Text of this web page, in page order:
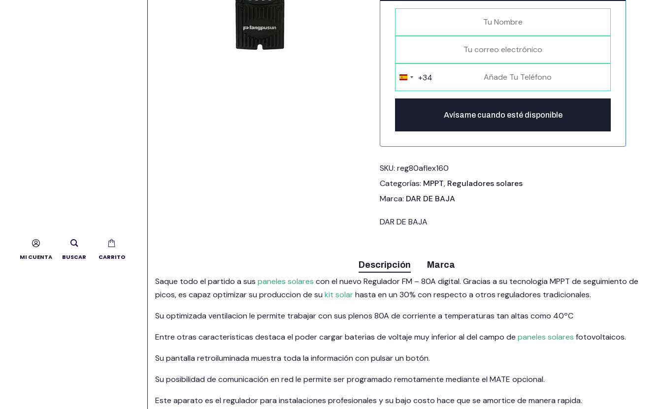
MI CUENTA BUSCAR CARRITO
Spain
+34
+34
SKU:reg80aflex160
Categorías: MPPT, Reguladores solares
Marca: DAR DE BAJA
DAR DE BAJA
Descripción Marca
Saque todo el partido a sus paneles solares con el nuevo Regulador FM – 80A digital. Gracias a su tecnologia MPPT de seguimiento de
picos, es capaz optimizar su produccion de su kit solarhasta en un 30% con respecto a otros reguladores tradicionales.
Su optimizada ventilacion le permite trabajar con sus plenos 80A de corriente a temperaturas tan altas como 40ºC
Entre otras caracteristicas destaca el poder cargar baterias de voltaje muy inferior al del campo de paneles solares fotovoltaicos.
Su pantalla retroiluminada muestra toda la información con pulsar un botón.
Su posibilidad de comunicación en red le permite ser programado remotamente mediante el MATE opcional.
Este aparato es el regulador para instalaciones profesionales y su bajo costo hace que se amortice de manera rapida.